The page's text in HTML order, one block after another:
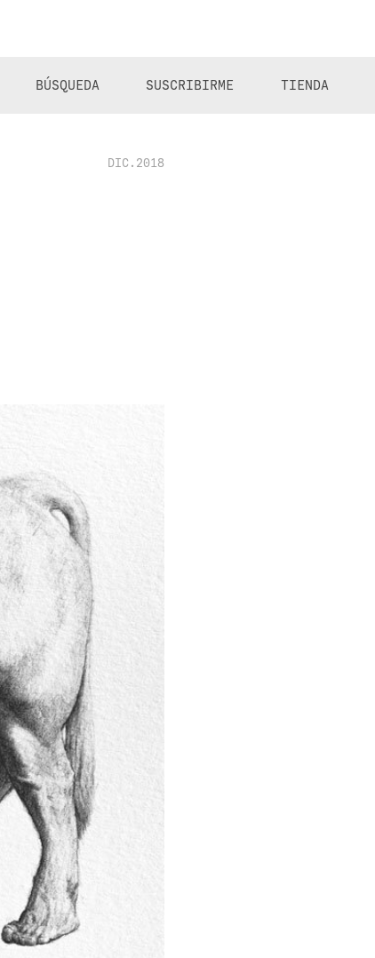
BÚSQUEDA SUSCRIBIRME TIENDA
DIC.2018